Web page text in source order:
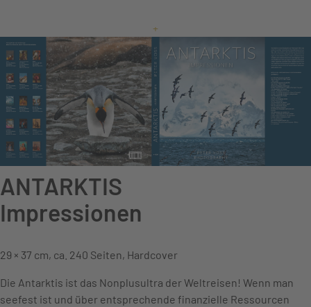
+
ANTARKTIS
Impressionen
29 × 37 cm, ca. 240 Seiten, Hardcover
Die Antarktis ist das Nonplusultra der Weltreisen! Wenn man
seefest ist und über entsprechende finanzielle Ressourcen